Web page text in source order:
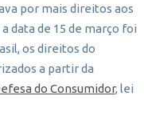
por mais direitos aos
data de 15 de março foi
os direitos do
a partir da
do Consumidor, lei